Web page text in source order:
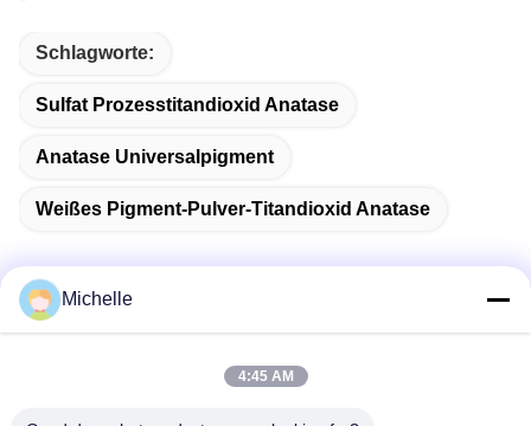
Schlagworte:
Sulfat Prozesstitandioxid Anatase
Anatase Universalpigment
Weißes Pigment-Pulver-Titandioxid Anatase
Michelle
4:45 AM